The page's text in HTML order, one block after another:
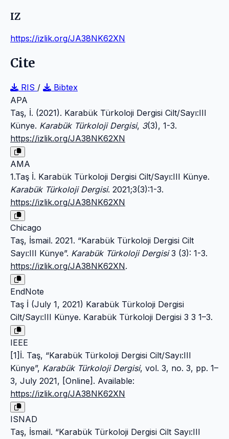
IZ
https://izlik.org/JA38NK62XN
Cite
RIS /
Bibtex
APA
Taş, İ. (2021). Karabük Türkoloji Dergisi Cilt/Sayı:III
Künye. Karabük Türkoloji Dergisi, 3(3), 1-3.
https://izlik.org/JA38NK62XN
AMA
1.Taş İ. Karabük Türkoloji Dergisi Cilt/Sayı:III Künye.
Karabük Türkoloji Dergisi. 2021;3(3):1-3.
https://izlik.org/JA38NK62XN
Chicago
Taş, İsmail. 2021. “Karabük Türkoloji Dergisi Cilt
Sayı:III Künye”. Karabük Türkoloji Dergisi3 (3): 1-3.
https://izlik.org/JA38NK62XN.
EndNote
Taş İ (July 1, 2021) Karabük Türkoloji Dergisi
Cilt/Sayı:III Künye. Karabük Türkoloji Dergisi 3 3 1–3.
IEEE
[1]İ. Taş, “Karabük Türkoloji Dergisi Cilt/Sayı:III
Künye”, Karabük Türkoloji Dergisi, vol. 3, no. 3, pp. 1–
3, July 2021, [Online]. Available:
https://izlik.org/JA38NK62XN
ISNAD
Taş, İsmail. “Karabük Türkoloji Dergisi Cilt Sayı:III